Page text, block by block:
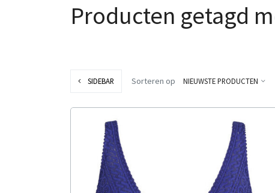
Producten getagd
SIDEBAR Sorteren op NIEUWSTE PRODUCTEN